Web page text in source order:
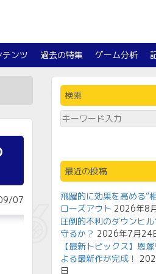
ンツ 過去の特集 ゲーム分析
07
検索
最近の投稿
飛躍的に効果を高める“
ローズアウト 2026年8
圧倒的不利のダウンヒ
守るか？ 2026年7月24
【最新トピックス】恩
よる最新作が完成！
日